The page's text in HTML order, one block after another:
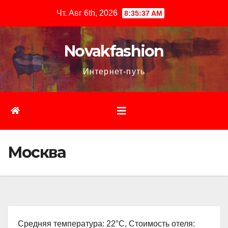
содержимому
Чт. Авг 6th, 2026 8:35:38 AM
Novakfashion
Интернет-путь
Москва
Средняя температура: 22°C, Стоимость отеля: